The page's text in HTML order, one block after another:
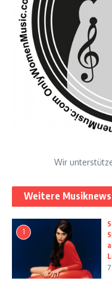
Wir
Weitere Musiknews
1